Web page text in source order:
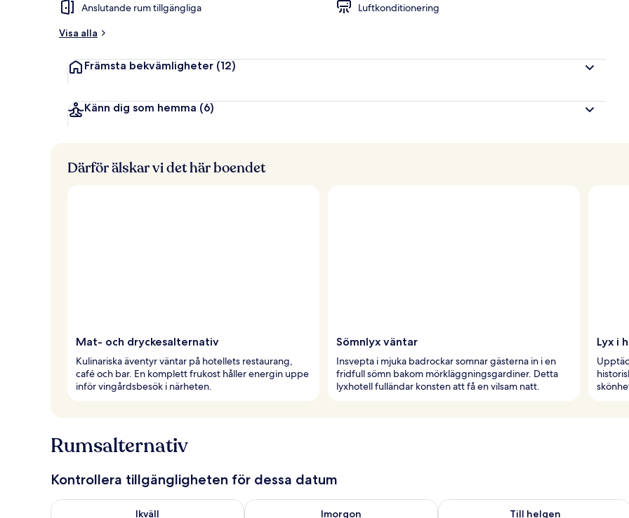
Anslutande rum tillgängliga
Luftkonditionering
Visa alla
Främsta bekvämligheter (12)
Känn dig som hemma (6)
Därför älskar vi det här boendet
Mat- och dryckesalternativ
Kulinariska äventyr väntar på hotellets restaurang,
café och bar. En komplett frukost håller energin uppe
inför vingårdsbesök i närheten.
Sömnlyx väntar
Insvepta i mjuka badrockar somnar gästerna in i en
fridfull sömn bakom mörkläggningsgardiner. Detta
lyxhotell fulländar konsten att få en vilsam natt.
Lyx i
Rumsalternativ
Kontrollera tillgängligheten för dessa datum
Ikväll
Kontrollera tillgängligheten för ikväll aug. 6 - aug. 7
Imorgon
Kontrollera tillgängligheten för imorgon aug. 7 - aug. 8
Till helgen
Kontrollera tillgängligheten för den